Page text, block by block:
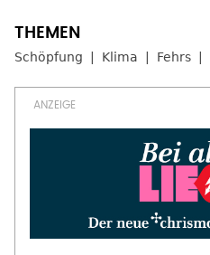
Schöpfung Klima Fehrs